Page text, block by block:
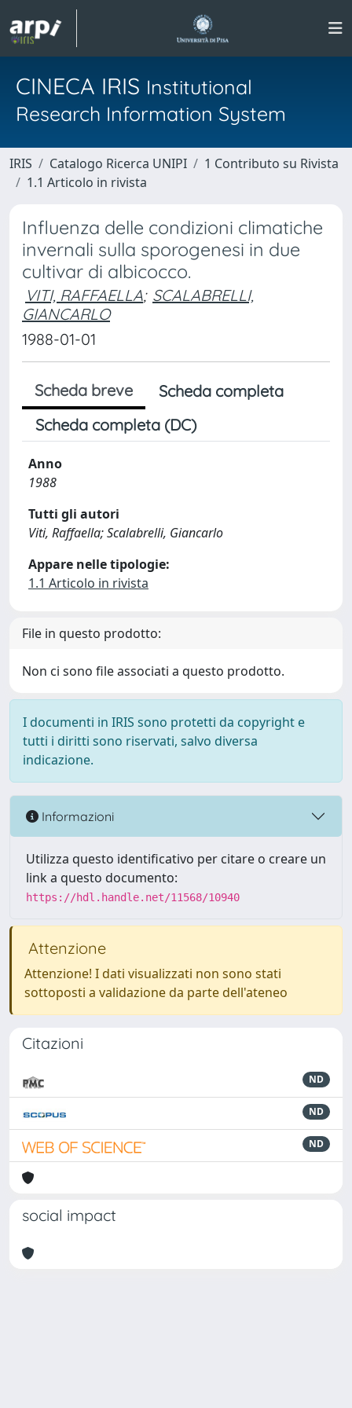
CINECA IRIS Institutional
Research Information System
IRIS Catalogo Ricerca UNIPI
1 Contributo su Rivista
1.1 Articolo in rivista
Influenza delle condizioni climatiche
invernali sulla sporogenesi in due
cultivar di albicocco.
VITI, RAFFAELLA; SCALABRELLI,
GIANCARLO
1988-01-01
Scheda breve
Scheda completa
Scheda completa (DC)
Anno
1988
Tutti gli autori
Viti, Raffaella; Scalabrelli, Giancarlo
Appare nelle tipologie:
1.1 Articolo in rivista
File in questo prodotto:
Non ci sono file associati a questo prodotto.
I documenti in IRIS sono protetti da copyright e
tutti i diritti sono riservati, salvo diversa
indicazione.
Informazioni
Utilizza questo identificativo per citare o creare un
link a questo documento:
https://hdl.handle.net/11568/10940
Attenzione
Attenzione! I dati visualizzati non sono stati
sottoposti a validazione da parte dell'ateneo
Citazioni
ND
ND
ND
social impact